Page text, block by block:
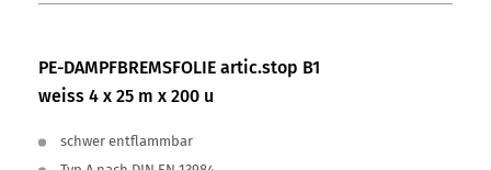
PE-DAMPFBREMSFOLIE artic.stop B1
weiss 4 x 25 m x 200 u
schwer entflammbar